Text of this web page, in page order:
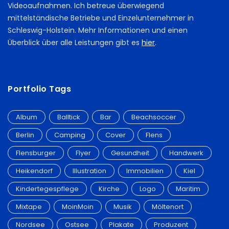
Videoaufnahmen. Ich betreue überwiegend
mittelständische Betriebe und Einzelunternehmer in
Schleswig-Holstein. Mehr Informationen und einen
Überblick über alle Leistungen gibt es hier.
Portfolio Tags
Album Balltick Bar
Beachsoccer
Berlin
Camping Cover
Flens
Flensburger
Flyer Gesundheit
Handwerk
Heikendorf
Illustration Immobilien
Kiel
Kindertegespflege
Kirche Logo
Maritim
Mixtape
MoinMoin Musik
Möltenort
Nordsee
Ostsee Plakate Produzent